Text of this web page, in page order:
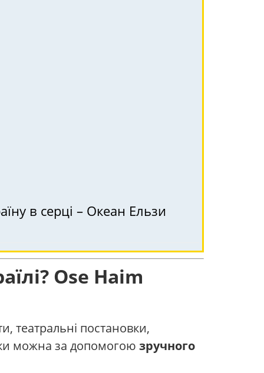
в серці – Океан Ельзи
Ose Haim
театральні постановки,
можна за допомогою зручного